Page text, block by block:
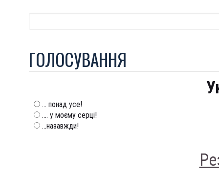
ГОЛОСУВАННЯ
... понад усе!
.... у моєму серці!
...назавжди!